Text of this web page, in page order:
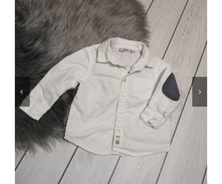
Jungen
Mädchen
Accesoires
Schuhe / Socken
Spielzeug
Babyausstattung